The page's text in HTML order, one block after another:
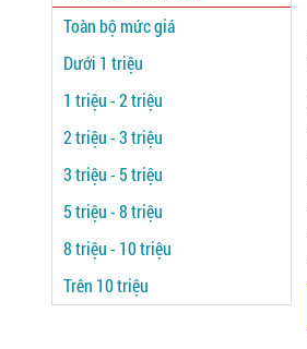
Toàn bộ mức giá
Dưới 1 triệu
1 triệu - 2 triệu
2 triệu - 3 triệu
3 triệu - 5 triệu
5 triệu - 8 triệu
8 triệu - 10 triệu
Trên 10 triệu